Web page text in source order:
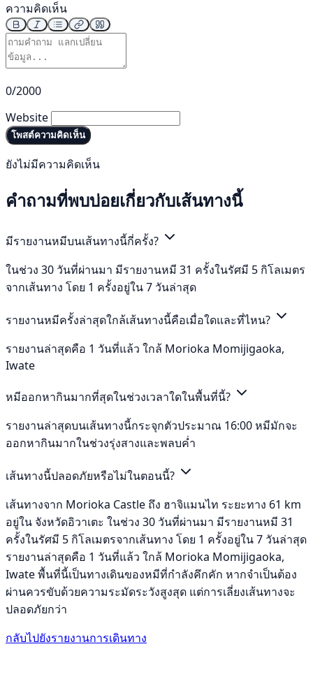
ความคิดเห็น
0/2000
Website
โพสต์ความคิดเห็น
ยังไม่มีความคิดเห็น
คำถามที่พบบ่อยเกี่ยวกับเส้นทางนี้
มีรายงานหมีบนเส้นทางนี้กี่ครั้ง?
ในช่วง 30 วันที่ผ่านมา มีรายงานหมี 31 ครั้งในรัศมี 5 กิโลเมตร
จากเส้นทาง โดย 1 ครั้งอยู่ใน 7 วันล่าสุด
รายงานหมีครั้งล่าสุดใกล้เส้นทางนี้คือเมื่อใดและที่ไหน?
รายงานล่าสุดคือ 1 วันที่แล้ว ใกล้ Morioka Momijigaoka,
Iwate
หมีออกหากินมากที่สุดในช่วงเวลาใดในพื้นที่นี้?
รายงานล่าสุดบนเส้นทางนี้กระจุกตัวประมาณ 16:00 หมีมักจะ
ออกหากินมากในช่วงรุ่งสางและพลบค่ำ
เส้นทางนี้ปลอดภัยหรือไม่ในตอนนี้?
เส้นทางจาก Morioka Castle ถึง ฮาจิแมนไท ระยะทาง 61 km
อยู่ใน จังหวัดอิวาเตะ ในช่วง 30 วันที่ผ่านมา มีรายงานหมี 31
ครั้งในรัศมี 5 กิโลเมตรจากเส้นทาง โดย 1 ครั้งอยู่ใน 7 วันล่าสุด
รายงานล่าสุดคือ 1 วันที่แล้ว ใกล้ Morioka Momijigaoka,
Iwate พื้นที่นี้เป็นทางเดินของหมีที่กำลังคึกคัก หากจำเป็นต้อง
ผ่านควรขับด้วยความระมัดระวังสูงสุด แต่การเลี่ยงเส้นทางจะ
ปลอดภัยกว่า
กลับไปยังรายงานการเดินทาง